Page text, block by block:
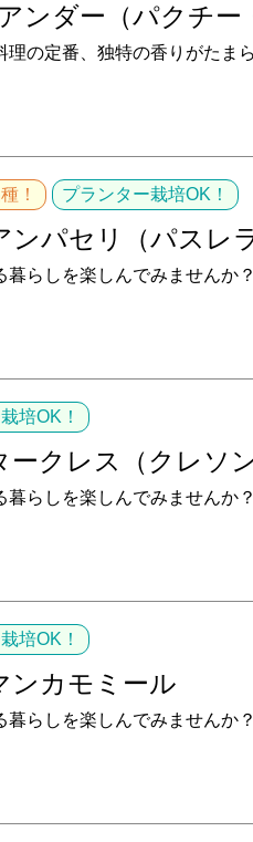
ンダー（パクチー
理の定番、独特の香りがたま
！ プランター栽培OK！
ンパセリ（パスレラ
暮らしを楽しんでみませんか？
培OK！
ークレス（クレソン
暮らしを楽しんでみませんか？
培OK！
ンカモミール
暮らしを楽しんでみませんか？